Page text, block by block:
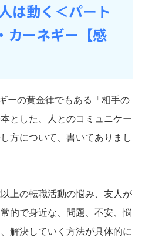
は動く＜パート
ーネギー【感
ーの黄金律でもある「相手の
とした、人とのコミュニケー
方について、書いてありまし
上の転職活動の悩み、友人が
的で身近な、問題、不安、悩
解決していく方法が具体的に